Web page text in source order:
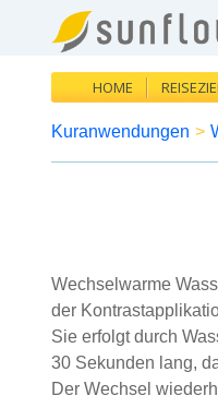
HOME
Kuranwendungen >
Wechselwarme
der
Sie erfolgt durch
30 Sekunden lang,
Der Wechsel